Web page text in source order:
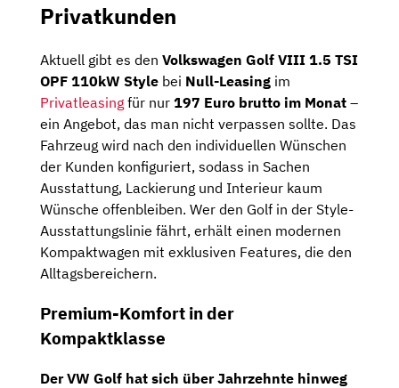
Privatkunden
Aktuell gibt es den Volkswagen Golf VIII 1.5 TSI
OPF 110kW Style bei Null-Leasing im
Privatleasing für nur 197 Euro brutto im Monat –
ein Angebot, das man nicht verpassen sollte. Das
Fahrzeug wird nach den individuellen Wünschen
der Kunden konfiguriert, sodass in Sachen
Ausstattung, Lackierung und Interieur kaum
Wünsche offenbleiben. Wer den Golf in der Style-
Ausstattungslinie fährt, erhält einen modernen
Kompaktwagen mit exklusiven Features, die den
Alltagsbereichern.
Premium-Komfort in der
Kompaktklasse
Der VW Golf hat sich über Jahrzehnte hinweg